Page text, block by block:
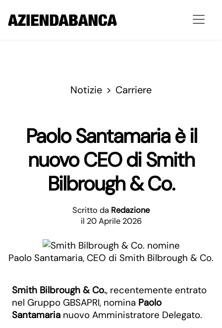
Notizie Carriere
Paolo Santamaria è il
nuovo CEO di Smith
Bilbrough & Co.
Scritto da Redazione
il 20 Aprile 2026
Paolo Santamaria, CEO di Smith Bilbrough & Co.
Smith Bilbrough & Co., recentemente entrato
nel Gruppo GBSAPRI, nomina Paolo
Santamaria nuovo Amministratore Delegato.